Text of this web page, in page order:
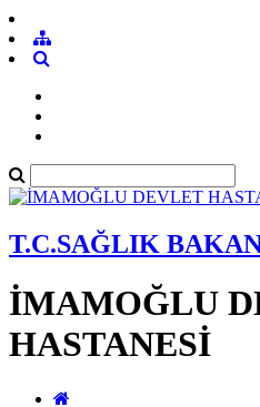
T.C.SAĞLIK
İMAMOĞLU
HASTANESİ